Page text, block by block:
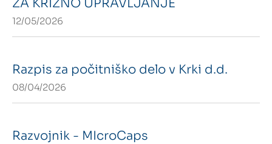
SL EN
ZA KRIZNO UPRAVLJANJE
12/05/2026
Razpis za počitniško delo v Krki d.d.
08/04/2026
Razvojnik - MIcroCaps